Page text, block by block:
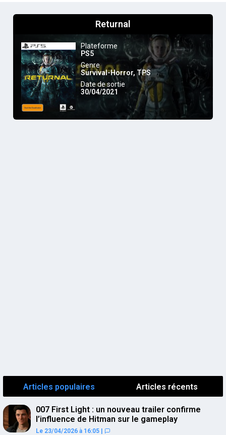
Returnal
Plateforme
PS5
Genre
Survival-Horror, TPS
Date de sortie
30/04/2021
Articles populaires Articles récents
007 First Light : un nouveau trailer confirme
l’influence de Hitman sur le gameplay
Le 23/04/2026 à 16:05 |